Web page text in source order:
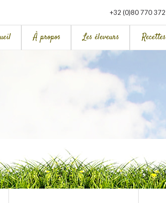
+32 (0)80 770 372
À propos Les éleveurs Recettes